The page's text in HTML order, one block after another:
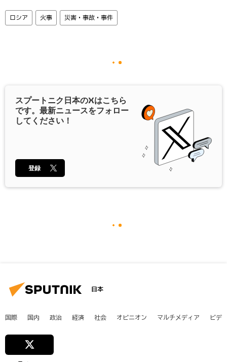
ロシア 火事 災害・事故・事件
スプートニク日本のXはこちら
です。最新ニュースをフォロー
してください！
登録
日本
国際 国内 政治 経済 社会 オピニオン マルチメディア ビデ